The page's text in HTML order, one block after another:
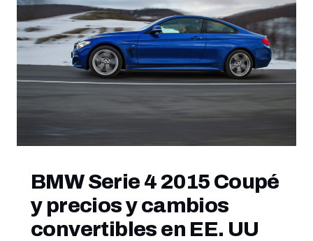
BMW Serie 4 2015 Coupé
y precios y cambios
convertibles en EE. UU